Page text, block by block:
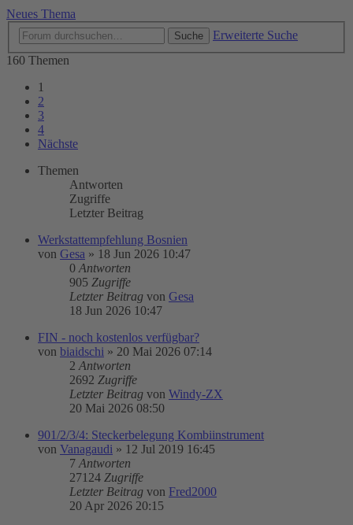
Neues Thema
Suche
Erweiterte Suche
160 Themen
1
2
3
4
Nächste
Themen
Antworten
Zugriffe
Letzter Beitrag
Werkstattempfehlung Bosnien
von Gesa » 18 Jun 2026 10:47
0 Antworten
905 Zugriffe
Letzter Beitrag von Gesa
18 Jun 2026 10:47
FIN - noch kostenlos verfügbar?
von biaidschi » 20 Mai 2026 07:14
2 Antworten
2692 Zugriffe
Letzter Beitrag von Windy-ZX
20 Mai 2026 08:50
901/2/3/4: Steckerbelegung Kombiinstrument
von Vanagaudi » 12 Jul 2019 16:45
7 Antworten
27124 Zugriffe
Letzter Beitrag von Fred2000
20 Apr 2026 20:15